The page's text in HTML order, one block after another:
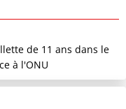
de 11 ans dans le
à l'ONU